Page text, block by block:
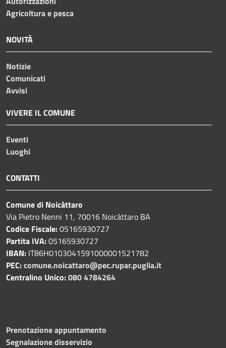
Agricoltura e pesca
NOVITÀ
Notizie
Comunicati
Avvisi
VIVERE IL COMUNE
Eventi
Luoghi
CONTATTI
Comune di Noicàttaro
Via Pietro Nenni 11, 70016 Noicàttaro BA
Codice Fiscale:05165930727
Partita IVA:05165930727
IBAN: IT86H0103041591000001521782
PEC:comune.noicattaro@pec.rupar.puglia.it
Centralino Unico:080 4784264
Prenotazione appuntamento
Segnalazione disservizio